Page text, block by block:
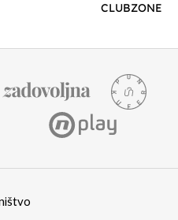
CLUBZONE